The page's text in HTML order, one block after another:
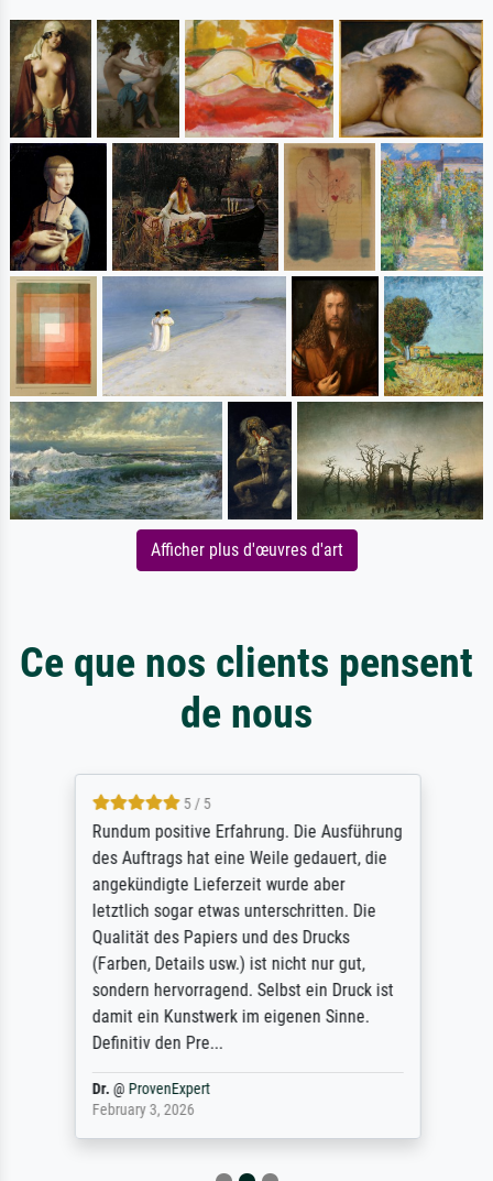
Afficher plus d'œuvres d'art
Ce que nos clients pensent
de nous
5 / 5
Rundum positive Erfahrung. Die Ausführung
des Auftrags hat eine Weile gedauert, die
angekündigte Lieferzeit wurde aber
letztlich sogar etwas unterschritten. Die
Qualität des Papiers und des Drucks
(Farben, Details usw.) ist nicht nur gut,
sondern hervorragend. Selbst ein Druck ist
damit ein Kunstwerk im eigenen Sinne.
Definitiv den Pre...
Dr.@ ProvenExpert
February 3, 2026